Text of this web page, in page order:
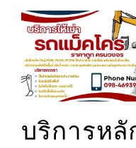
บริการหลั